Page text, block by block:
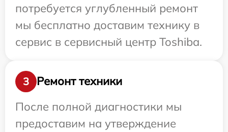
потребуется углубленный ремонт
мы бесплатно доставим технику в
сервис в сервисный центр Toshiba.
3
Ремонт техники
После полной диагностики мы
предоставим на утверждение